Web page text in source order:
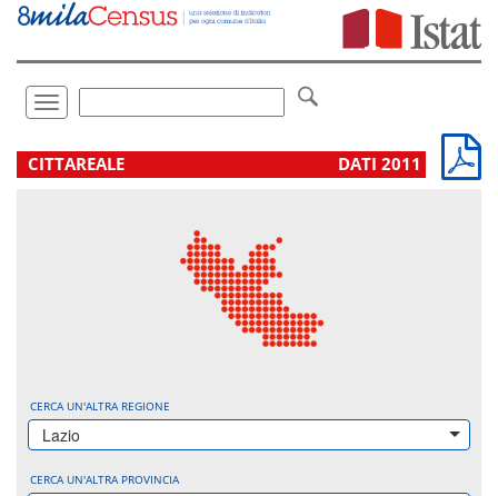
Vai
direttamente
Toggle
navigation
.
CITTAREALE DATI 2011
CERCA UN'ALTRA REGIONE
Lazio
CERCA UN'ALTRA PROVINCIA